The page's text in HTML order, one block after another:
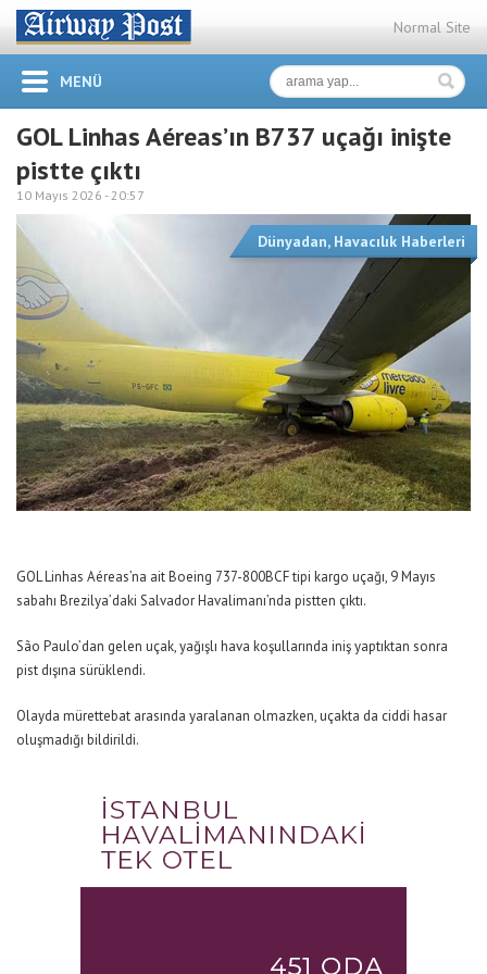
Normal Site
MENÜ
GOL Linhas Aéreas’ın B737 uçağı inişte
pistte çıktı
10 Mayıs 2026 -20:57
Dünyadan, Havacılık Haberleri
GOL Linhas Aéreas’na ait Boeing 737-800BCF tipi kargo uçağı, 9 Mayıs
sabahı Brezilya’daki Salvador Havalimanı’nda pistten çıktı.
São Paulo’dan gelen uçak, yağışlı hava koşullarında iniş yaptıktan sonra
pist dışına sürüklendi.
Olayda mürettebat arasında yaralanan olmazken, uçakta da ciddi hasar
oluşmadığı bildirildi.